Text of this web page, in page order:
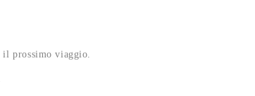
il prossimo viaggio.